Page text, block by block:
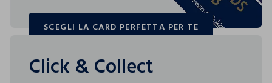
SCEGLI LA CARD PERFETTA PER TE
SCEGLI LA CARD PERFETTA PER TE
Click & Collect